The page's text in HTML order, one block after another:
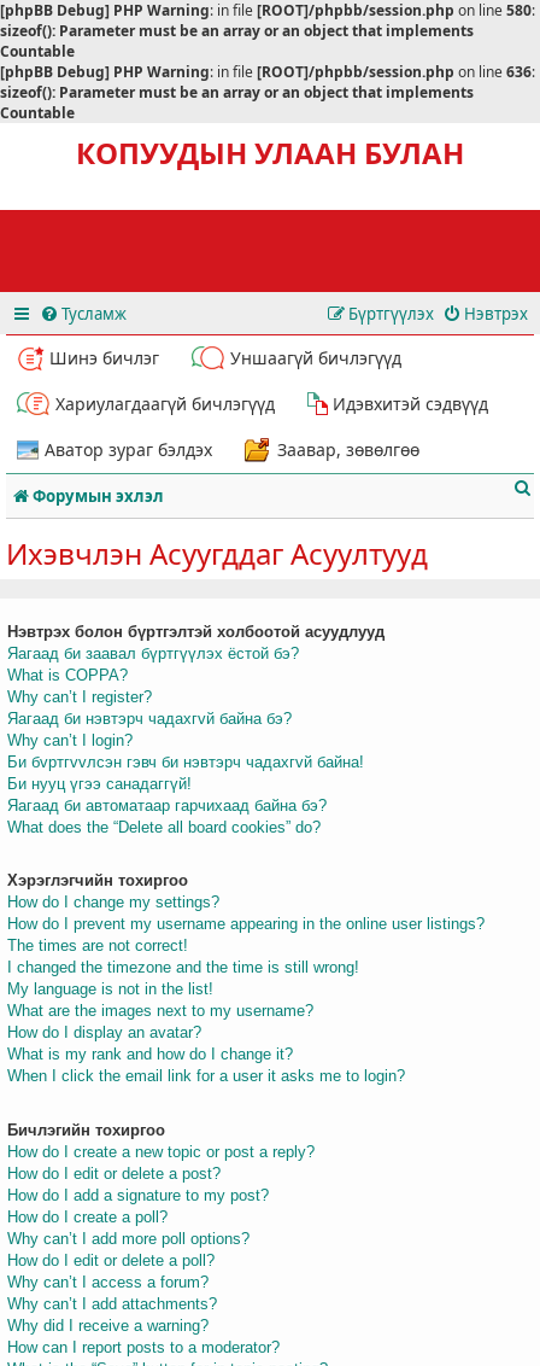
[phpBB Debug] PHP Warning: in file[ROOT]/phpbb/session.php on line580:
sizeof(): Parameter must be an array or an object that implements
Countable
[phpBB Debug] PHP Warning: in file[ROOT]/phpbb/session.php on line636:
sizeof(): Parameter must be an array or an object that implements
Countable
КОПУУДЫН УЛААН БУЛАН
Тусламж Нэвтрэх
Бүртгүүлэх
Шинэ бичлэг
Уншаагүй бичлэгүүд
Хариулагдаагүй бичлэгүүд
Идэвхитэй сэдвүүд
Аватор зураг бэлдэх
Заавар, зөвөлгөө
Форумын эхлэл
Ихэвчлэн Асуугддаг Асуултууд
Нэвтрэх болон бүртгэлтэй холбоотой асуудлууд
Яагаад би заавал бүртгүүлэх ёстой бэ?
What is COPPA?
Why can’t I register?
Яагаад би нэвтэрч чадахгvй байна бэ?
Why can’t I login?
Би бvртгvvлсэн гэвч би нэвтэрч чадахгvй байна!
Би нууц үгээ санадаггүй!
Яагаад би автоматаар гарчихаад байна бэ?
What does the “Delete all board cookies” do?
Хэрэглэгчийн тохиргоо
How do I change my settings?
How do I prevent my username appearing in the online user listings?
The times are not correct!
I changed the timezone and the time is still wrong!
My language is not in the list!
What are the images next to my username?
How do I display an avatar?
What is my rank and how do I change it?
When I click the email link for a user it asks me to login?
Бичлэгийн тохиргоо
How do I create a new topic or post a reply?
How do I edit or delete a post?
How do I add a signature to my post?
How do I create a poll?
Why can’t I add more poll options?
How do I edit or delete a poll?
Why can’t I access a forum?
Why can’t I add attachments?
Why did I receive a warning?
How can I report posts to a moderator?